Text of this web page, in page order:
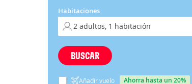
Habitaciones
BUSCAR
Añadir vuelo ahorra hasta un 20%